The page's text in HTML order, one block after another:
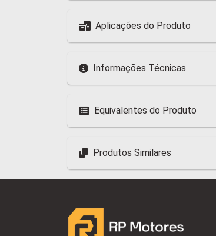
Aplicações do Produto
Informações Técnicas
Equivalentes do Produto
Produtos Similares